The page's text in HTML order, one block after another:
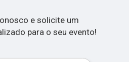
e solicite um
para o seu evento!